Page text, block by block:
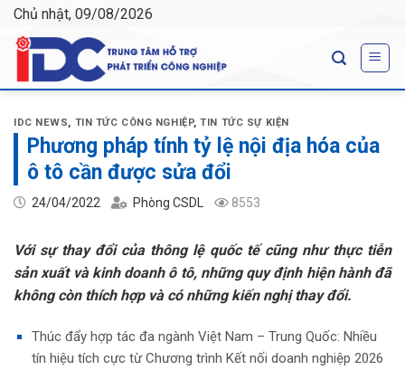
Skip
content
Chủ nhật, 09/08/2026
IDC NEWS, TIN TỨC CÔNG NGHIỆP,TIN TỨC SỰ KIỆN
Phương pháp tính tỷ lệ nội địa hóa của
ô tô cần được sửa đổi
24/04/2022 Phòng CSDL 8553
Với sự thay đổi của thông lệ quốc tế cũng như thực tiễn
sản xuất và kinh doanh ô tô, những quy định hiện hành đã
không còn thích hợp và có những kiến nghị thay đổi.
Thúc đẩy hợp tác đa ngành Việt Nam – Trung Quốc: Nhiều
tín hiệu tích cực từ Chương trình Kết nối doanh nghiệp 2026